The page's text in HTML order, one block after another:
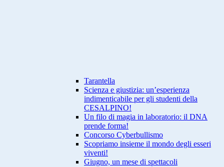
Tarantella
Scienza e giustizia: un’esperienza
indimenticabile per gli studenti della
CESALPINO!
Un filo di magia in laboratorio: il DNA
prende forma!
Concorso Cyberbullismo
Scopriamo insieme il mondo degli esseri
viventi!
Giugno, un mese di spettacoli